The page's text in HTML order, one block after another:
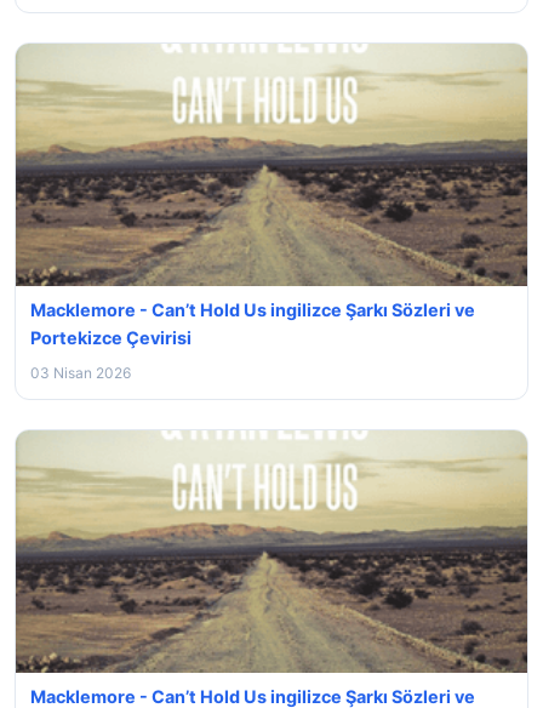
Macklemore - Can’t Hold Us ingilizce Şarkı Sözleri ve
Portekizce Çevirisi
03 Nisan 2026
Macklemore - Can’t Hold Us ingilizce Şarkı Sözleri ve